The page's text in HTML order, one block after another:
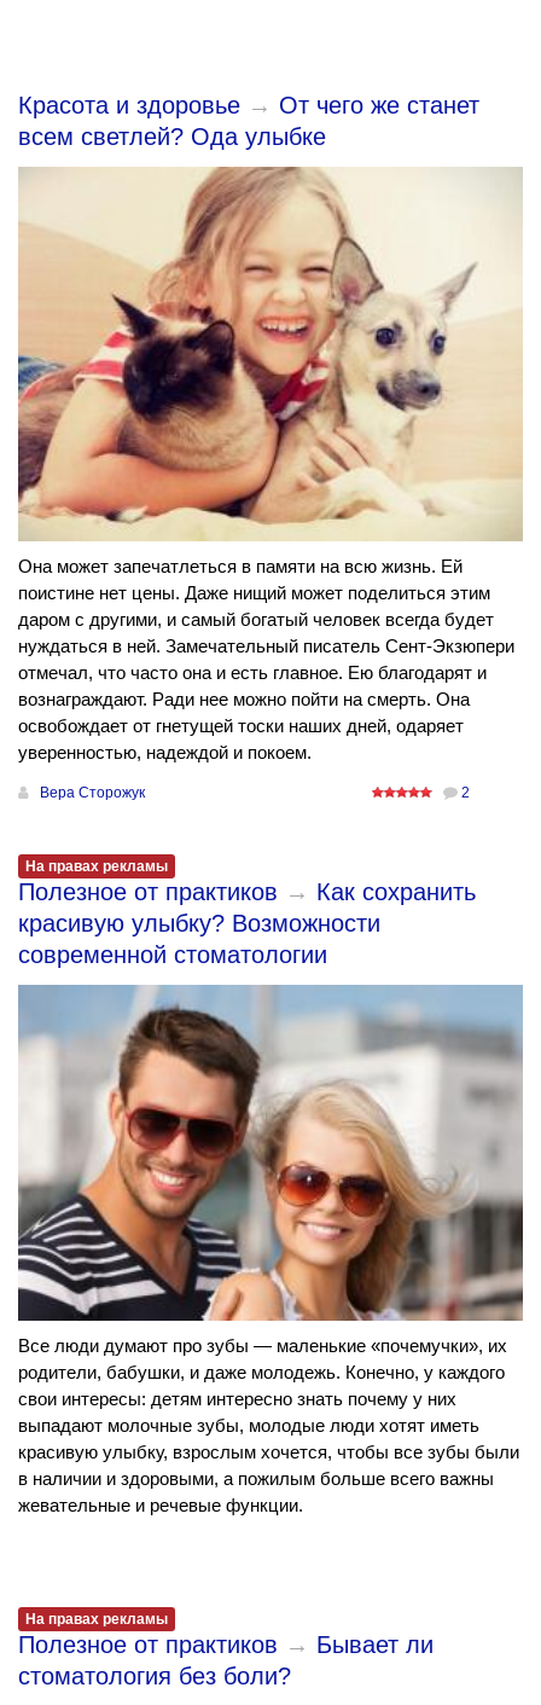
Красота и здоровье → От чего же станет
всем светлей? Ода улыбке
Она может запечатлеться в памяти на всю жизнь. Ей
поистине нет цены. Даже нищий может поделиться этим
даром с другими, и самый богатый человек всегда будет
нуждаться в ней. Замечательный писатель Сент-Экзюпери
отмечал, что часто она и есть главное. Ею благодарят и
вознаграждают. Ради нее можно пойти на смерть. Она
освобождает от гнетущей тоски наших дней, одаряет
уверенностью, надеждой и покоем.
Вера Сторожук 2
На правах рекламы
Полезное от практиков → Как сохранить
красивую улыбку? Возможности
современной стоматологии
Все люди думают про зубы — маленькие «почемучки», их
родители, бабушки, и даже молодежь. Конечно, у каждого
свои интересы: детям интересно знать почему у них
выпадают молочные зубы, молодые люди хотят иметь
красивую улыбку, взрослым хочется, чтобы все зубы были
в наличии и здоровыми, а пожилым больше всего важны
жевательные и речевые функции.
На правах рекламы
Полезное от практиков → Бывает ли
стоматология без боли?